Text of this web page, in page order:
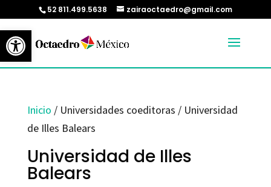
Abrir barra de herramientas
52 811.499.5638 zairaoctaedro@gmail.com
Inicio / Universidades coeditoras / Universidad
de Illes Balears
Universidad de Illes
Balears